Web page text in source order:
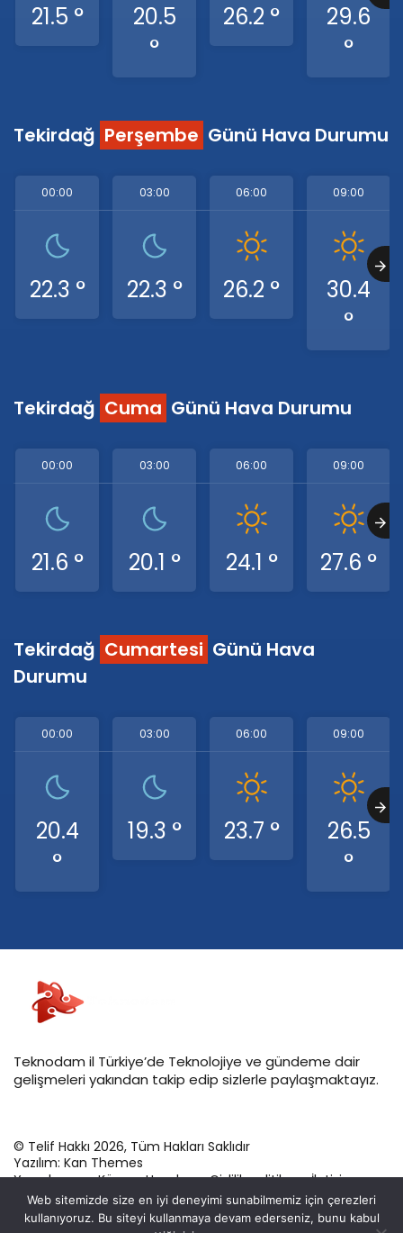
21.5 °
20.5
°
26.2 °
29.6
°
Tekirdağ Perşembe Günü Hava Durumu
00:00
22.3 °
03:00
22.3 °
06:00
26.2 °
09:00
30.4
°
Tekirdağ Cuma Günü Hava Durumu
00:00
21.6 °
03:00
20.1 °
06:00
24.1 °
09:00
27.6 °
Tekirdağ Cumartesi Günü Hava
Durumu
00:00
20.4
°
03:00
19.3 °
06:00
23.7 °
09:00
26.5
°
Teknodam il Türkiye’de Teknolojiye ve gündeme dair
gelişmeleri yakından takip edip sizlerle paylaşmaktayız.
© Telif Hakkı 2026, Tüm Hakları Saklıdır
Yazılım: Kan Themes
Yazarlarımız Künye Hesabım Gizlilik politikası İletişim
Web sitemizde size en iyi deneyimi sunabilmemiz için çerezleri
kullanıyoruz. Bu siteyi kullanmaya devam ederseniz, bunu kabul